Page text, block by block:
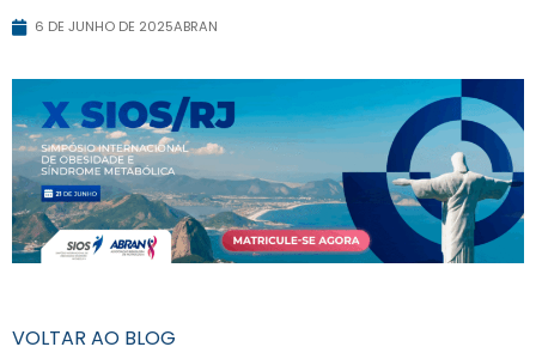
6 DE JUNHO DE 2025ABRAN
VOLTAR AO BLOG